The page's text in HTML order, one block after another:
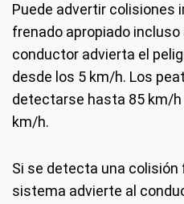
Puede advertir colisiones
frenado apropiado incluso
conductor advierta el
desde los 5 km/h. Los
detectarse hasta 85 km/
km/h.
Si se detecta una colisión
sistema advierte al